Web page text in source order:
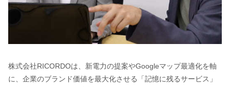
株式会社RICORDOは、新電力の提案やGoogleマップ最適化を軸
に、企業のブランド価値を最大化させる「記憶に残るサービス」